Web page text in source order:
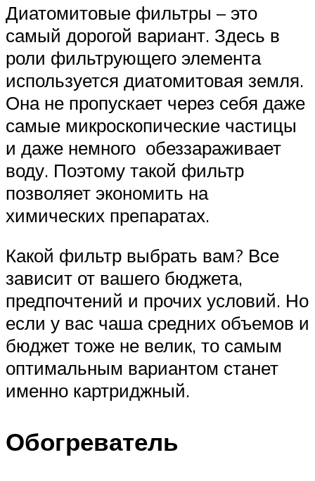
Диатомитовые фильтры – это
самый дорогой вариант. Здесь в
роли фильтрующего элемента
используется диатомитовая земля.
Она не пропускает через себя даже
самые микроскопические частицы
и даже немного обеззараживает
воду. Поэтому такой фильтр
позволяет экономить на
химических препаратах.
Какой фильтр выбрать вам? Все
зависит от вашего бюджета,
предпочтений и прочих условий. Но
если у вас чаша средних объемов и
бюджет тоже не велик, то самым
оптимальным вариантом станет
именно картриджный.
Обогреватель